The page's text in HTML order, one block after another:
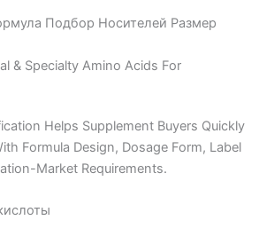
Подбор Носителей Размер
& Specialty Amino Acids For
Helps Supplement Buyers Quickly
Formula Design, Dosage Form, Label
Market Requirements.